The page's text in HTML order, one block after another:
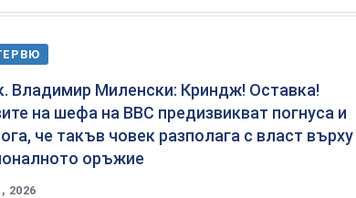
Владимир Миленски: Криндж! Оставка!
на шефа на ВВС предизвикват погнуса и
че такъв човек разполага с власт върху
оръжие
2026